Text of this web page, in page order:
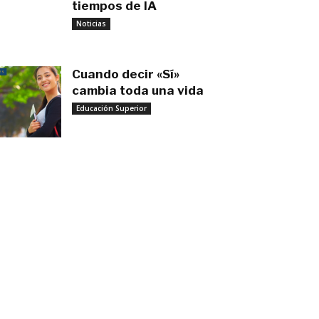
tiempos de IA
Noticias
Cuando decir «Sí»
cambia toda una vida
Educación Superior